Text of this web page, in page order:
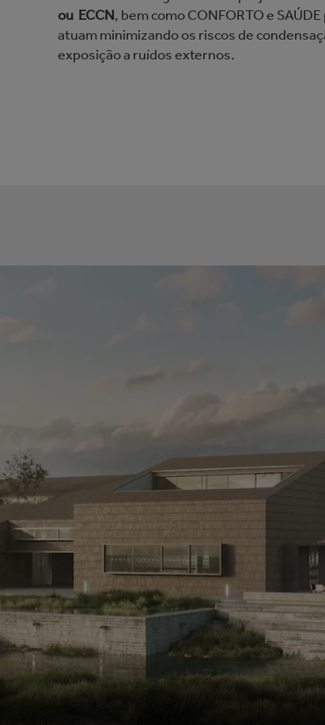
ou ECCN, bem como CONFORTO e
atuam minimizando os riscos de
exposição a ruídos externos.